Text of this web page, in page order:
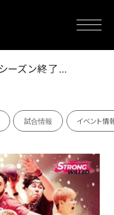
2025-26シーズン終了についてごあいさつ
試合情報 イベント情